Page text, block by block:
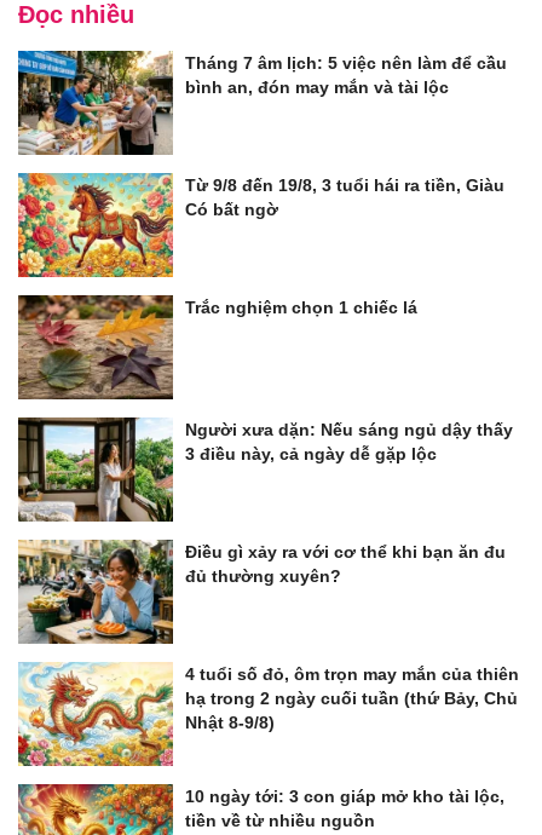
Đọc nhiều
Tháng 7 âm lịch: 5 việc nên làm để cầu
bình an, đón may mắn và tài lộc
Từ 9/8 đến 19/8, 3 tuổi hái ra tiền, Giàu
Có bất ngờ
Trắc nghiệm chọn 1 chiếc lá
Người xưa dặn: Nếu sáng ngủ dậy thấy
3 điều này, cả ngày dễ gặp lộc
Điều gì xảy ra với cơ thể khi bạn ăn đu
đủ thường xuyên?
4 tuổi số đỏ, ôm trọn may mắn của thiên
hạ trong 2 ngày cuối tuần (thứ Bảy, Chủ
Nhật 8-9/8)
10 ngày tới: 3 con giáp mở kho tài lộc,
tiền về từ nhiều nguồn